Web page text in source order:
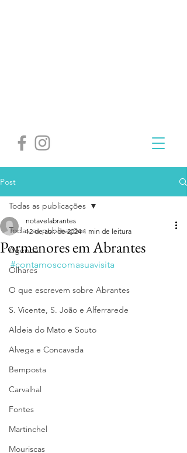
Post
Todas as publicações
Agenda
Olhares
O que escrevem sobre Abrantes
S. Vicente, S. João e Alferrarede
Aldeia do Mato e Souto
Alvega e Concavada
Bemposta
Carvalhal
Fontes
Martinchel
Mouriscas
Todas as publicações
Pormenores em Abrantes
notavelabrantes
12 de abr. de 2024 1 min de leitura
#contamoscomasuavisita